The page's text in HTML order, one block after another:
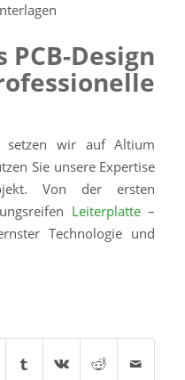
Design
setzen wir auf Altium
Sie unsere Expertise
Von der ersten
Leiterplatte–
Technologie und